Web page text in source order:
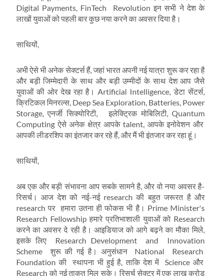
Digital Payments, FinTech Revolution इन सभी ने देश के
लाखों युवाओं को पहली बार कुछ नया करने का अवसर दिया है।
साथियों,
अभी ऐसे भी अनेक सेक्टर्स हैं, जहां भारत अपनी नई यात्रा शुरू कर रहा है
और बड़ी जिम्मेदारी के साथ और बड़ी उम्मीदों के साथ देश आप जैसे
युवाओं की ओर देख रहा है। Artificial Intelligence, डेटा सेंटर्स,
क्रिटिकल मिनरल्स, Deep Sea Exploration, Batteries, Power
Storage, एनर्जी सिक्योरिटी, इलेक्ट्रिक मोबिलिटी, Quantum
Computing ऐसे अनेक क्षेत्र आपके talent, आपके इनोवेशन और
आपकी लीडरशिप का इंतजार कर रहे हैं, और मैं भी इंतजार कर रहा हूं।
साथियों,
अब एक और बड़ी संभावना आप सबके सामने है, और वो नया अवसर है-
रिसर्च। आज देश को नई-नई research की बहुत जरूरत है और
research पर हमारा उतना ही फोकस भी है। Prime Minister's
Research Fellowship हमारे प्रतिभाशाली युवाओं को Research
करने का अवसर दे रही है। आइडियाज को आगे बढ़ने का मौका मिले,
इसके लिए Research Development and Innovation
Scheme शुरू की गई है। अनुसंधान National Research
Foundation की स्थापना भी हुई है, ताकि देश में Science और
Research को नई ताकत मिल सके। रिसर्च सेक्टर में एक लाख करोड़